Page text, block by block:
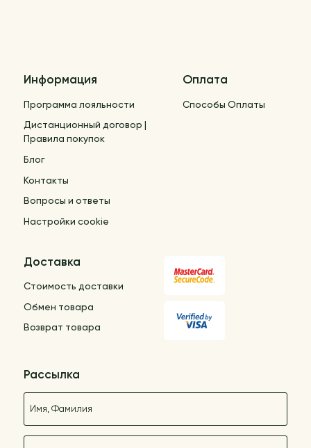
Информация
Программа лояльности
Дистанционный договор |
Правила покупок
Блог
Контакты
Вопросы и ответы
Настройки cookie
Оплата
Способы Оплаты
Доставка
Стоимость доставки
Обмен товара
Возврат товара
Рассылка